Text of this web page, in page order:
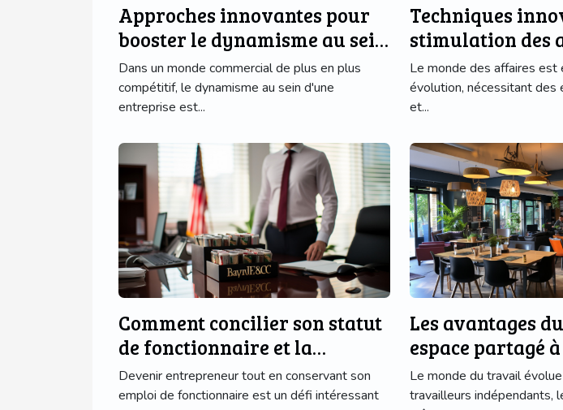
Approches innovantes pour
booster le dynamisme au sein
de votre entreprise
Dans un monde commercial de plus en plus
compétitif, le dynamisme au sein d'une
entreprise est...
Techniques
stimulation des
une entreprise
Le monde des affaires est
évolution, nécessitant des
et...
Comment concilier son statut
de fonctionnaire et la
création d'une entreprise
Devenir entrepreneur tout en conservant son
emploi de fonctionnaire est un défi intéressant
Les avantages
espace partagé
Le monde du travail
travailleurs indépendants,